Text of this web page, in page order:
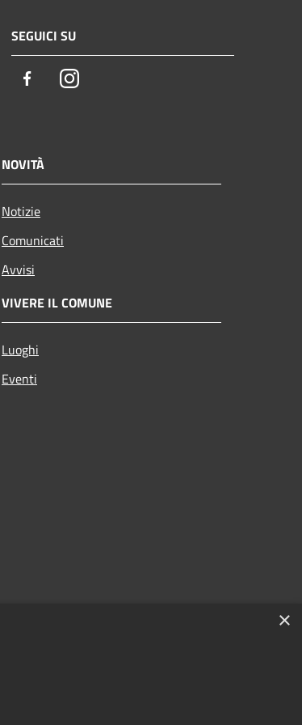
SEGUICI SU
FacebookInstagram
NOVITÀ
Notizie
Comunicati
Avvisi
VIVERE IL COMUNE
Luoghi
Eventi
×